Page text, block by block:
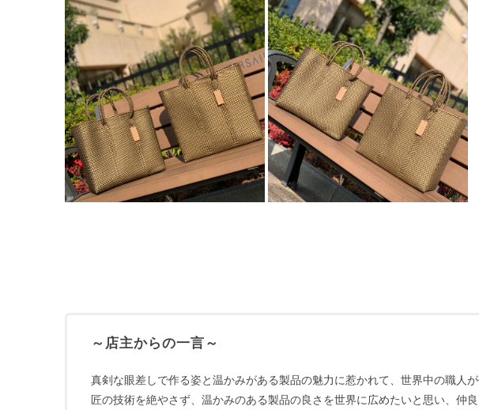
～店主からの一言～
真剣な眼差しで作る姿と温かみがある製品の魅力に惹かれて、世界中の職人
匠の技術を絶やさず、温かみのある製品の良さを世界に広めたいと思い、仲